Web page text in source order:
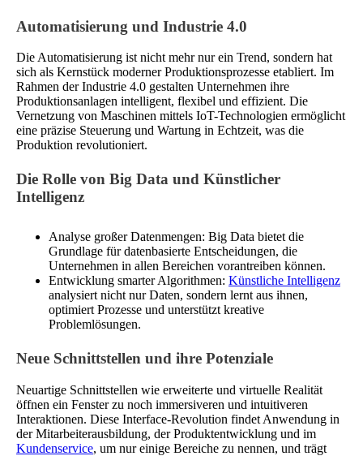
Automatisierung und Industrie 4.0
Die Automatisierung ist nicht mehr nur ein Trend, sondern hat
sich als Kernstück moderner Produktionsprozesse etabliert. Im
Rahmen der Industrie 4.0 gestalten Unternehmen ihre
Produktionsanlagen intelligent, flexibel und effizient. Die
Vernetzung von Maschinen mittels IoT-Technologien ermöglicht
eine präzise Steuerung und Wartung in Echtzeit, was die
Produktion revolutioniert.
Die Rolle von Big Data und Künstlicher
Intelligenz
Analyse großer Datenmengen: Big Data bietet die
Grundlage für datenbasierte Entscheidungen, die
Unternehmen in allen Bereichen vorantreiben können.
Entwicklung smarter Algorithmen: Künstliche Intelligenz
analysiert nicht nur Daten, sondern lernt aus ihnen,
optimiert Prozesse und unterstützt kreative
Problemlösungen.
Neue Schnittstellen und ihre Potenziale
Neuartige Schnittstellen wie erweiterte und virtuelle Realität
öffnen ein Fenster zu noch immersiveren und intuitiveren
Interaktionen. Diese Interface-Revolution findet Anwendung in
der Mitarbeiterausbildung, der Produktentwicklung und im
Kundenservice, um nur einige Bereiche zu nennen, und trägt